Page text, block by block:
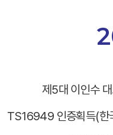
제5대 이인수
TS16949 인증획득(한